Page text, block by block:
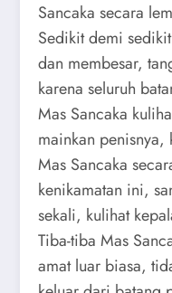
Sancaka secara
Sedikit demi
dan membesar,
karena seluruh
Mas Sancaka
mainkan
Mas Sancaka
kenikamatan ini,
sekali, kulihat
Tiba-tiba Mas
amat luar biasa,